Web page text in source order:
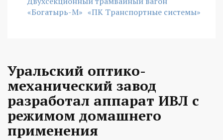
«Богатырь-М» «ПК Транспортные системы»
Уральский оптико-
механический завод
разработал аппарат ИВЛ с
режимом домашнего
применения